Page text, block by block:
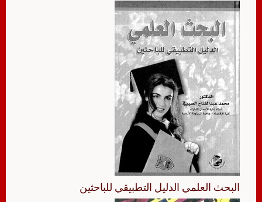
البحث العلمي الدليل التطبيقي للباحثين